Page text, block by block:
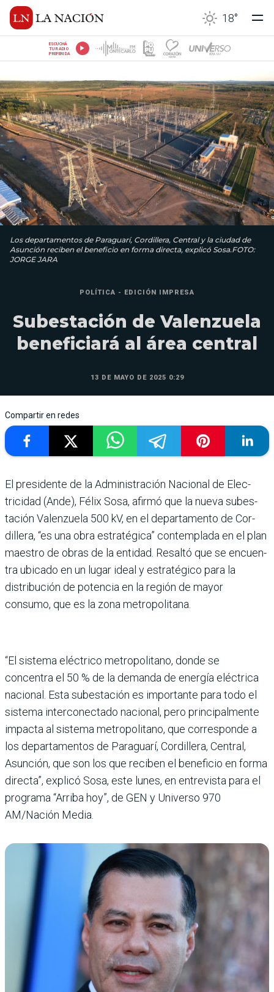
18°
ESCUCHÁ
TU RADIO
PREFERIDA
Los departamentos de Paraguarí, Cordillera, Central y la ciudad de
Asunción reciben el beneficio en forma directa, explicó Sosa.FOTO:
JORGE JARA
POLÍTICA - EDICIÓN IMPRESA
Subestación de Valenzuela
beneficiará al área central
13 DE MAYO DE 2025 0:29
Compartir en redes
El presidente de la Administración Nacional de Elec­
tricidad (Ande), Félix Sosa, afirmó que la nueva subes­
tación Valenzuela 500 kV, en el departamento de Cor­
dillera, “es una obra estraté­gica” contemplada en el plan
maestro de obras de la enti­dad. Resaltó que se encuen­
tra ubicado en un lugar ideal y estratégico para la
distribu­ción de potencia en la región de mayor
consumo, que es la zona metropolitana.
“El sistema eléctrico metro­politano, donde se
concentra el 50 % de la demanda de ener­gía eléctrica
nacional. Esta subestación es importante para todo el
sistema inter­conectado nacional, pero principalmente
impacta al sistema metropolitano, que corresponde a
los departa­mentos de Paraguarí, Cordi­llera, Central,
Asunción, que son los que reciben el beneficio en forma
directa”, explicó Sosa, este lunes, en entrevista para el
programa “Arriba hoy”, de GEN y Universo 970
AM/Nación Media.